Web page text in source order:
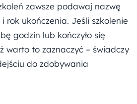
zawsze podawaj nazwę
rok ukończenia. Jeśli szkolenie
godzin lub kończyło się
warto to zaznaczyć – świadczy
do zdobywania